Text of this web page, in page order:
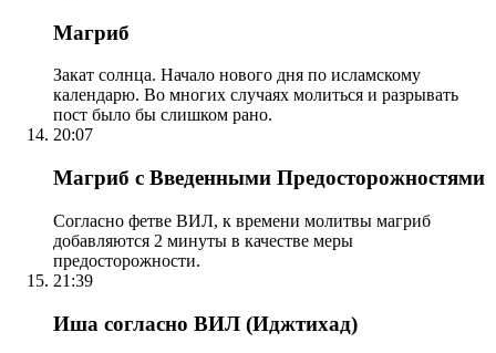
Магриб
Закат солнца. Начало нового дня по исламскому
календарю. Во многих случаях молиться и разрывать
пост было бы слишком рано.
20:07
Магриб с Введенными Предосторожностями
Согласно фетве ВИЛ, к времени молитвы магриб
добавляются 2 минуты в качестве меры
предосторожности.
21:39
Иша согласно ВИЛ (Иджтихад)